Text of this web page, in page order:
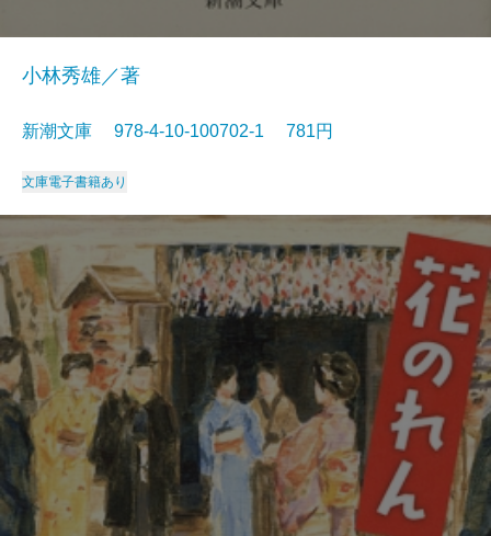
小林秀雄／著
新潮文庫 978-4-10-100702-1 781円
文庫電子書籍あり